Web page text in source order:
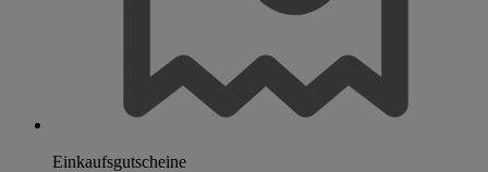
Einkaufsgutscheine